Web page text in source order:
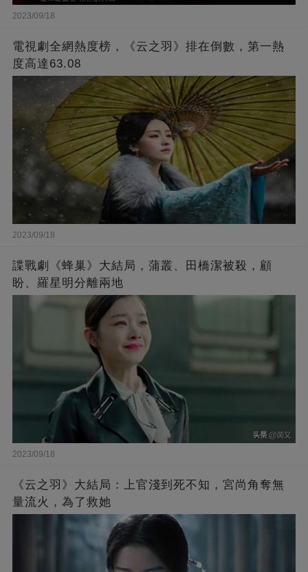
2023/09/18
電視劇全網熱度榜，《云之羽》排在倒數，第一熱
度高達63.08
2023/09/18
諜戰劇《蜂巢》大結局，蒲叢、田橋潔被殺，顧
盼、羅星明分離兩地
2023/09/18
《云之羽》大結局：上官淺到死不知，宮尚角奪無
量流火，為了救她